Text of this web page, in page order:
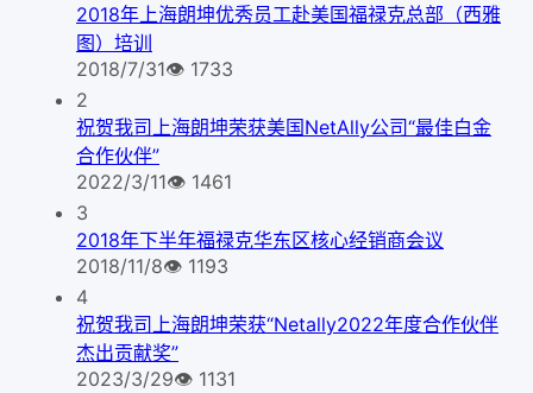
2018年上海朗坤优秀员工赴美国福禄克总部（西雅
图）培训
2018/7/31👁 1733
2
祝贺我司上海朗坤荣获美国NetAlly公司“最佳白金
合作伙伴”
2022/3/11👁 1461
3
2018年下半年福禄克华东区核心经销商会议
2018/11/8👁 1193
4
祝贺我司上海朗坤荣获“Netally2022年度合作伙伴
杰出贡献奖”
2023/3/29👁 1131